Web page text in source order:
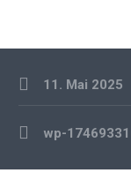
11. Mai 2025
wp-